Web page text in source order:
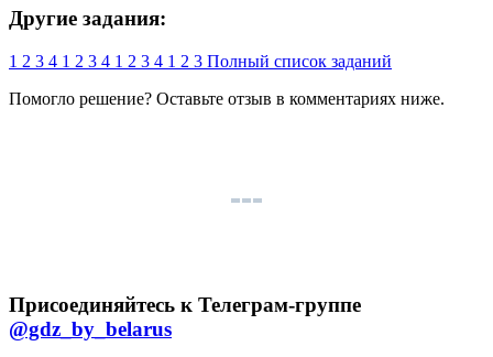
Другие задания:
1 2 3 4 1 2 3 4 1 2 3 4 1 2 3 Полный список заданий
Помогло решение? Оставьте отзыв в комментариях ниже.
Присоединяйтесь к Телеграм-группе
@gdz_by_belarus